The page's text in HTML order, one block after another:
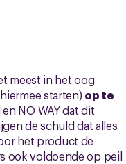
meest in het oog
starten) op te
NO WAY dat dit
de schuld dat alles
het product de
ook voldoende op peil